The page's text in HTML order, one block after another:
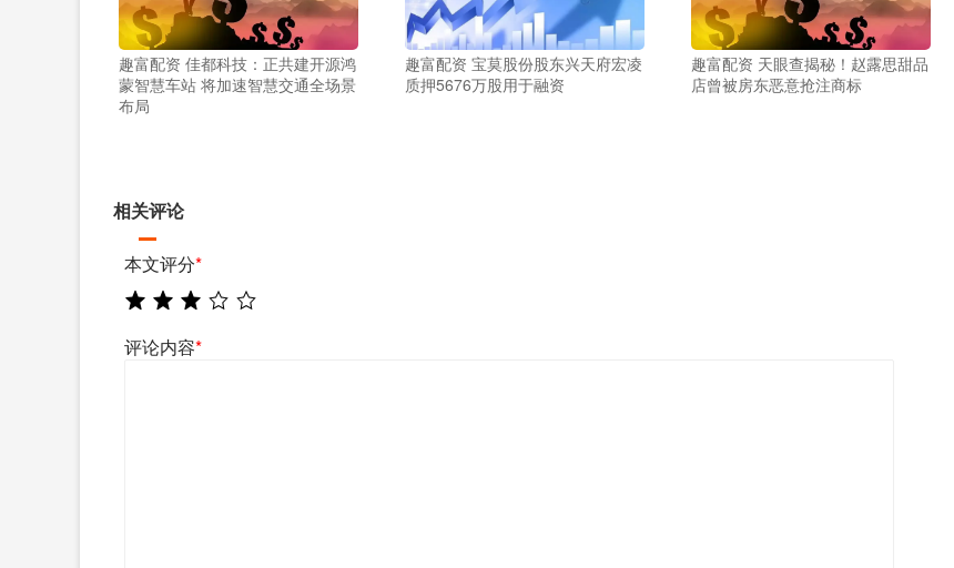
趣富配资 佳都科技：正共建开源鸿
蒙智慧车站 将加速智慧交通全场景
布局
趣富配资 宝莫股份股东兴天府宏凌
质押5676万股用于融资
趣富配资 天眼查揭秘！赵露思甜品
店曾被房东恶意抢注商标
相关评论
本文评分*
评论内容*